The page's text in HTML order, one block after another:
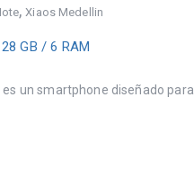
,Xiaos Medellin
GB / 6 RAM
es un smartphone diseñado para